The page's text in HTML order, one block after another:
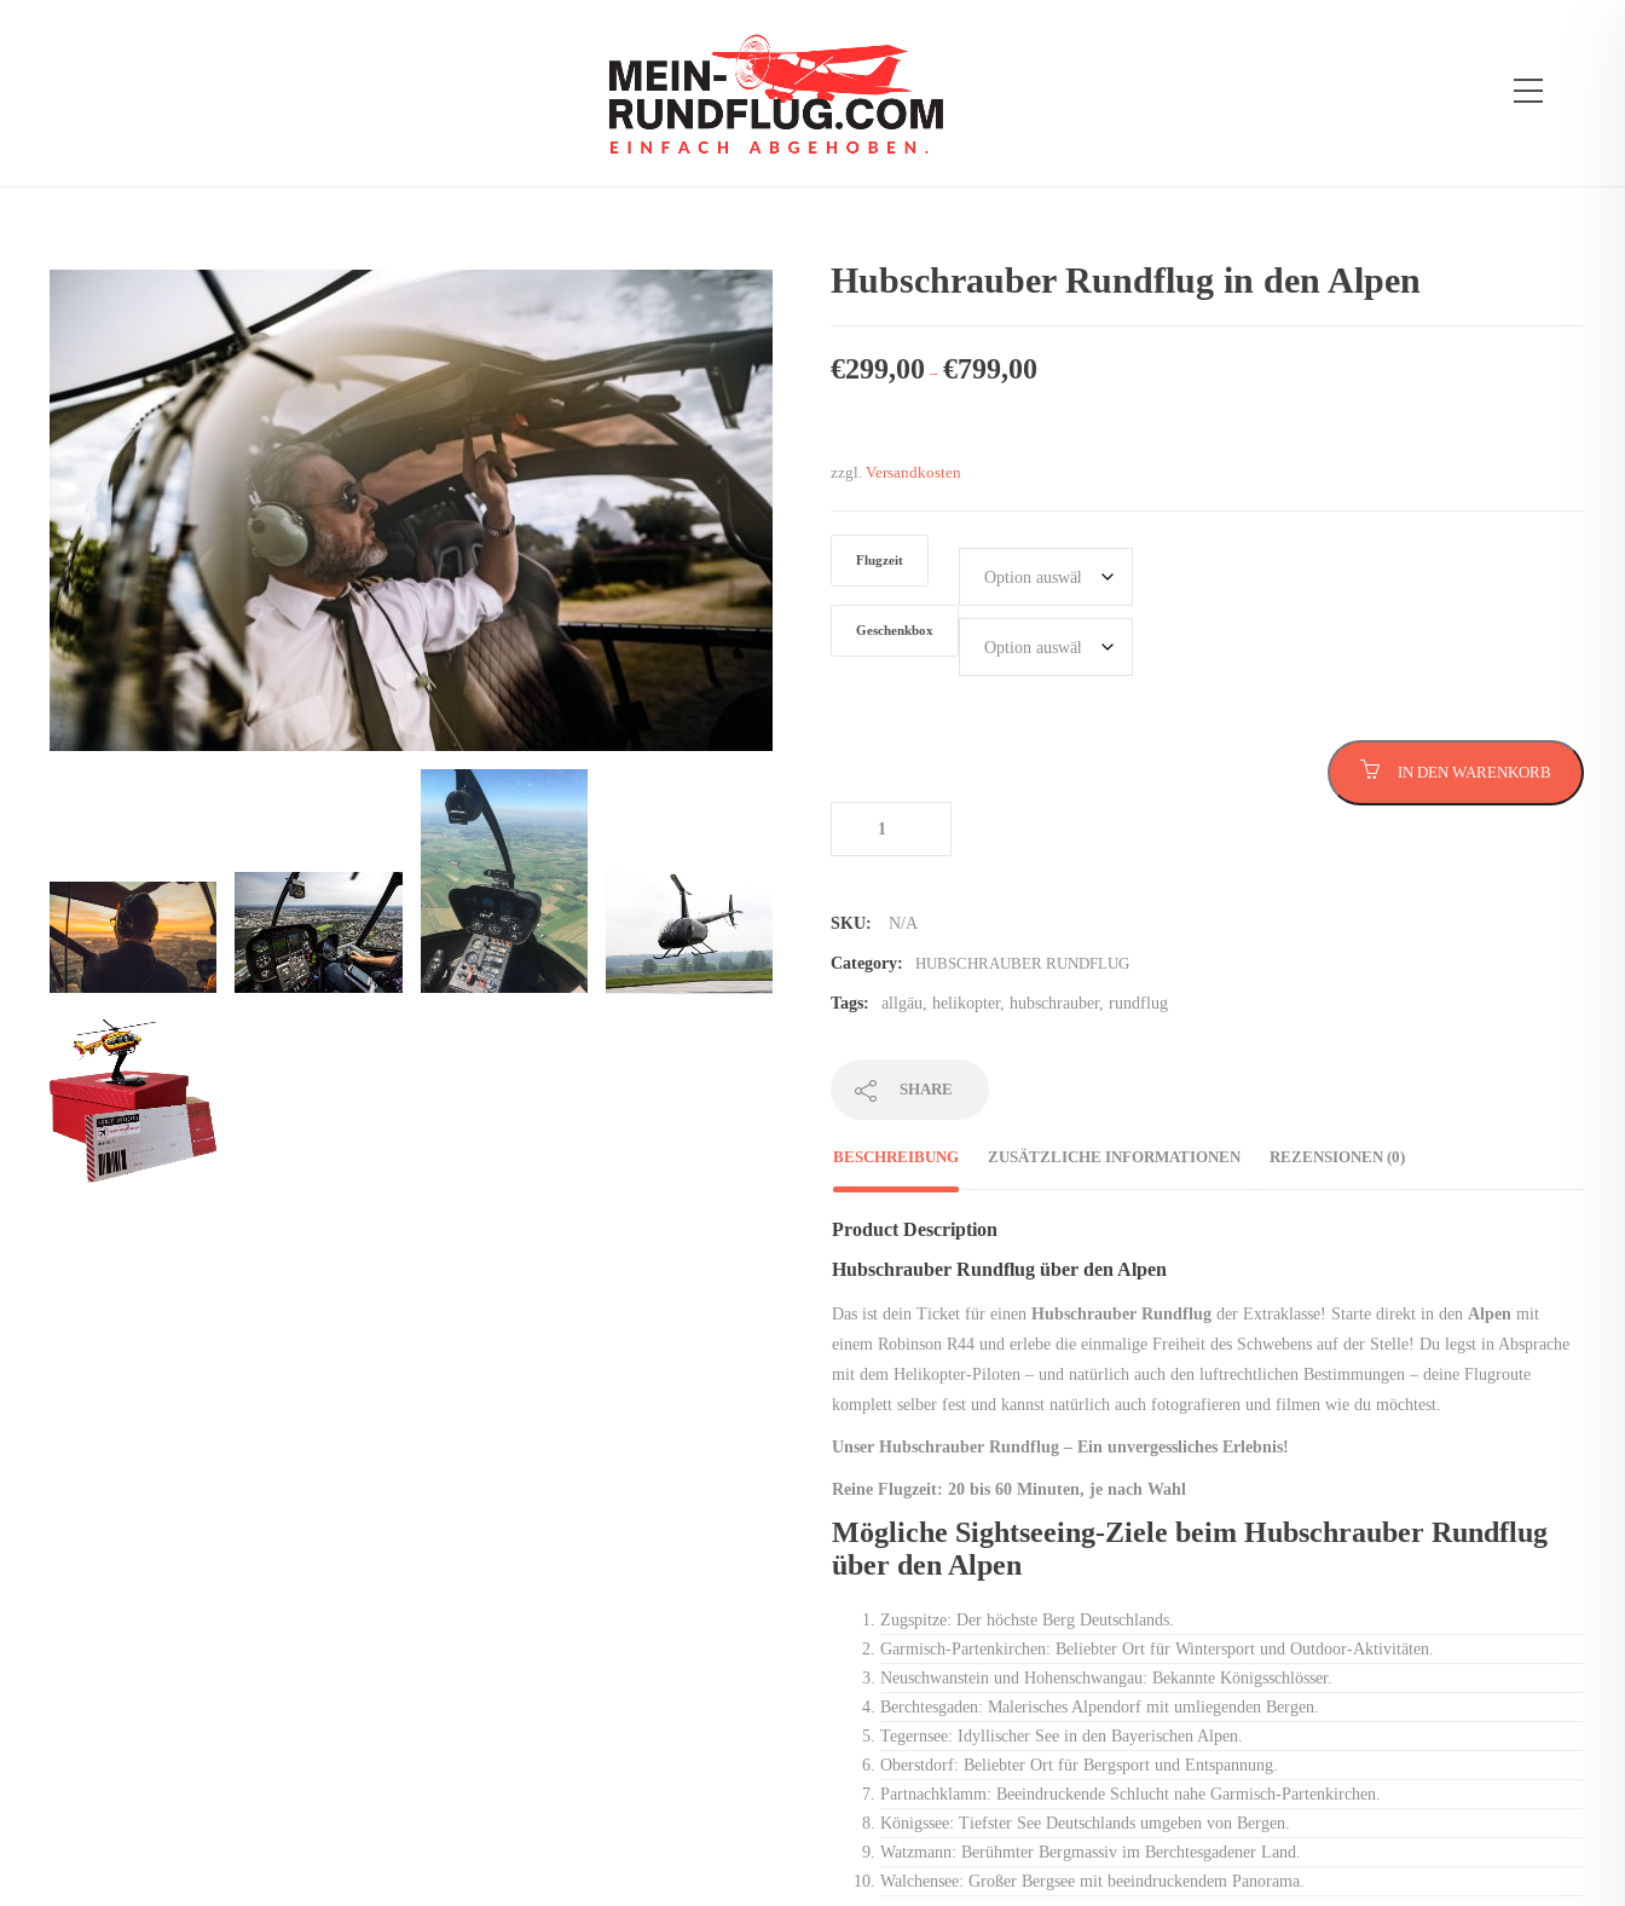
Hubschrauber Rundflug in den Alpen
€299,00 – €799,00
zzgl. Versandkosten
Flugzeit
Geschenkbox
IN DEN WARENKORB
SKU: N/A
Category: HUBSCHRAUBER RUNDFLUG
Tags: allgäu, helikopter, hubschrauber, rundflug
SHARE
BESCHREIBUNG ZUSÄTZLICHE INFORMATIONEN REZENSIONEN (0)
Product Description
Hubschrauber Rundflug über den Alpen
Das ist dein Ticket für einen Hubschrauber Rundflugder Extraklasse! Starte direkt in den Alpen mit
einem Robinson R44 und erlebe die einmalige Freiheit des Schwebens auf der Stelle! Du legst in Absprache
mit dem Helikopter-Piloten – und natürlich auch den luftrechtlichen Bestimmungen – deine Flugroute
komplett selber fest und kannst natürlich auch fotografieren und filmen wie du möchtest.
Unser Hubschrauber Rundflug – Ein unvergessliches Erlebnis!
Reine Flugzeit: 20 bis 60 Minuten, je nach Wahl
Mögliche Sightseeing-Ziele beim Hubschrauber Rundflug
über den Alpen
Zugspitze: Der höchste Berg Deutschlands.
Garmisch-Partenkirchen: Beliebter Ort für Wintersport und Outdoor-Aktivitäten.
Neuschwanstein und Hohenschwangau: Bekannte Königsschlösser.
Berchtesgaden: Malerisches Alpendorf mit umliegenden Bergen.
Tegernsee: Idyllischer See in den Bayerischen Alpen.
Oberstdorf: Beliebter Ort für Bergsport und Entspannung.
Partnachklamm: Beeindruckende Schlucht nahe Garmisch-Partenkirchen.
Königssee: Tiefster See Deutschlands umgeben von Bergen.
Watzmann: Berühmter Bergmassiv im Berchtesgadener Land.
Walchensee: Großer Bergsee mit beeindruckendem Panorama.